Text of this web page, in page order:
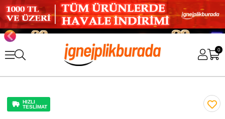
0
HIZLI
TESLİMAT